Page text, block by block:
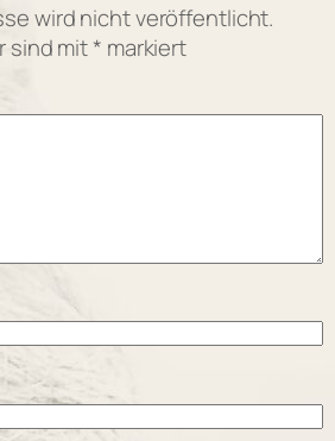
wird nicht veröffentlicht.
sind mit* markiert